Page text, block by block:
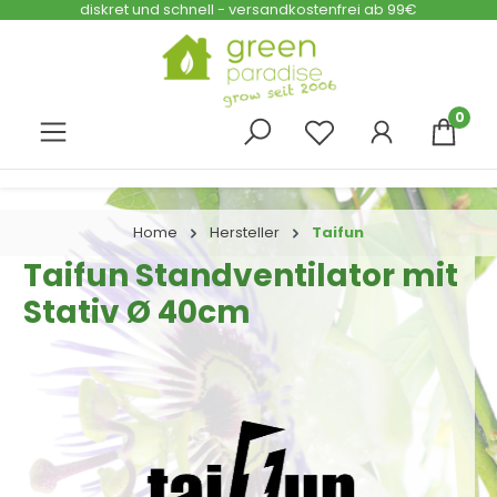
Zum Hauptinhalt springen
diskret und schnell - versandkostenfrei ab 99€
0
Home Hersteller Taifun
Taifun Standventilator mit
Stativ Ø 40cm